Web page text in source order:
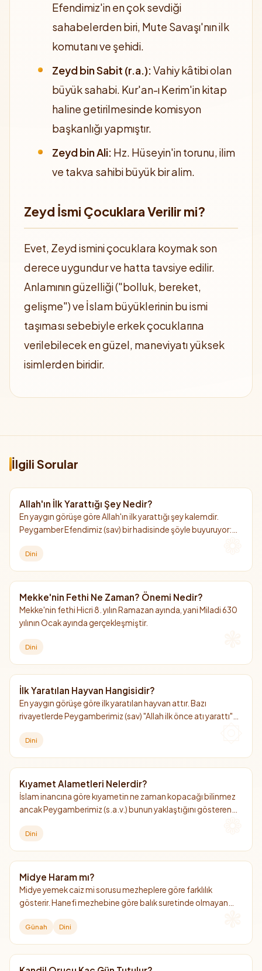
Efendimiz'in en çok sevdiği
sahabelerden biri, Mute Savaşı'nın ilk
komutanı ve şehidi.
Zeyd bin Sabit (r.a.):Vahiy kâtibi olan
büyük sahabi. Kur'an-ı Kerim'in kitap
haline getirilmesinde komisyon
başkanlığı yapmıştır.
Zeyd bin Ali: Hz. Hüseyin'in torunu, ilim
ve takva sahibi büyük bir alim.
Zeyd İsmi Çocuklara Verilir mi?
Evet, Zeyd ismini çocuklara koymak son
derece uygundur ve hatta tavsiye edilir.
Anlamının güzelliği ("bolluk, bereket,
gelişme") ve İslam büyüklerinin bu ismi
taşıması sebebiyle erkek çocuklarına
verilebilecek en güzel, maneviyatı yüksek
isimlerden biridir.
İlgili Sorular
Allah'ın İlk Yarattığı Şey Nedir?
En yaygın görüşe göre Allah'ın ilk yarattığı şey kalemdir.
Peygamber Efendimiz (sav) bir hadisinde şöyle buyuruyor:
Dini
Mekke'nin Fethi Ne Zaman? Önemi Nedir?
Mekke'nin fethi Hicri 8. yılın Ramazan ayında, yani Miladi 630
yılının Ocak ayında gerçekleşmiştir.
Dini
İlk Yaratılan Hayvan Hangisidir?
En yaygın görüşe göre ilk yaratılan hayvan attır. Bazı
rivayetlerde Peygamberimiz (sav) "Allah ilk önce atı yarattı"
bir hayvan olarak görülüyor.
Dini
Kıyamet Alametleri Nelerdir?
İslam inancına göre kıyametin ne zaman kopacağı bilinmez
ancak Peygamberimiz (s.a.v.) bunun yaklaştığını gösteren
alametleri.
Dini
Midye Haram mı?
Midye yemek caiz mi sorusu mezheplere göre farklılık
gösterir. Hanefi mezhebine göre balık suretinde olmayan
değildir, diğer mezheplere göre ise helaldir.
Günah Dini